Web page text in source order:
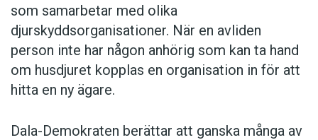
som samarbetar med olika
djurskyddsorganisationer. När en avliden
person inte har någon anhörig som kan ta hand
om husdjuret kopplas en organisation in för att
hitta en ny ägare.
Dala-Demokraten berättar att ganska många av